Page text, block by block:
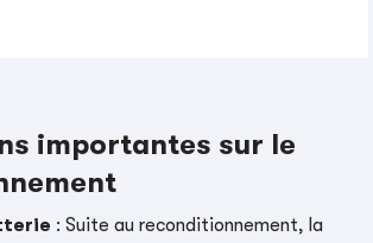
importantes sur le
: Suite au reconditionnement, la